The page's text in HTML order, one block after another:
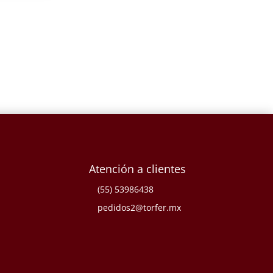
Atención a clientes
(55) 53986438
pedidos2@torfer.mx